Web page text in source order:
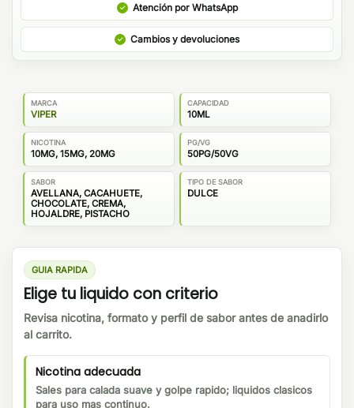
Atención por WhatsApp
Cambios y devoluciones
MARCA
VIPER
CAPACIDAD
10ML
NICOTINA
10MG, 15MG, 20MG
PG/VG
50PG/50VG
SABOR
AVELLANA, CACAHUETE,
CHOCOLATE, CREMA,
HOJALDRE, PISTACHO
TIPO DE SABOR
DULCE
GUIA RAPIDA
Elige tu liquido con criterio
Revisa nicotina, formato y perfil de sabor antes de anadirlo
al carrito.
Nicotina adecuada
Sales para calada suave y golpe rapido; liquidos clasicos
para uso mas continuo.